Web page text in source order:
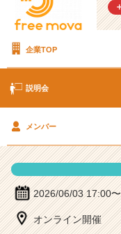
e
v
企業TOP
説明会
メンバー
2026/06/03 17:00
オンライン開催